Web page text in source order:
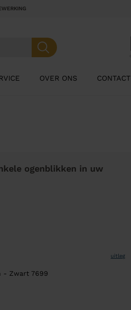
OVER ONS CONTACT
ogenblikken in uw
uitleg
- Zwart 7699